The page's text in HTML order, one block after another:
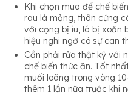
Khi chọn mua để chế
rau lá mỏng, thân cứng
với cọng bị íu, lá bị xoăn
hiệu nghi ngờ có sự can
Cần phải rửa thật kỹ với
chế biến thức ăn. Tốt
muối loãng trong vòng
thêm 1 lần nữa trước khi